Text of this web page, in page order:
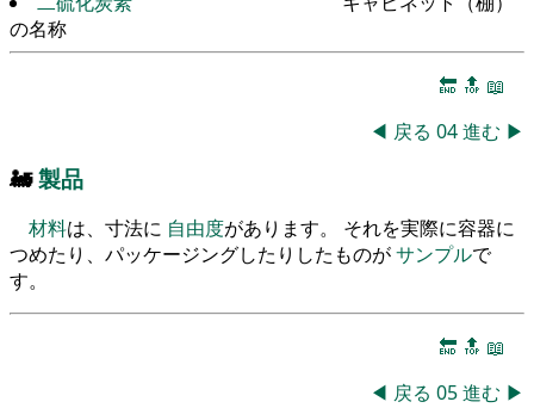
の名称
🔚 🔝 📖
◀ 戻る 04進む ▶
🚂製品
材料は、寸法に 自由度があります。 それを実際に容器に
つめたり、パッケージングしたりしたものがサンプルで
す。
🔚 🔝 📖
◀ 戻る 05進む ▶